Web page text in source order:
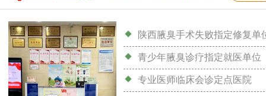
陕西腋臭手术失败指定修复单
青少年腋臭诊疗指定就医单位
专业医师临床会诊定点医院